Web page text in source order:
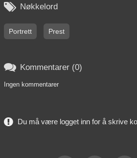
 Nøkkelord
Portrett Prest
 Kommentarer (0)
Ingen kommentarer
Du må være logget inn for å skrive